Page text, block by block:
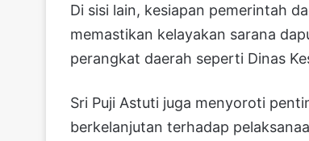
Di sisi lain, kesiapan pemerintah
memastikan kelayakan sarana
perangkat daerah seperti Dinas
Sri Puji Astuti juga menyoroti
berkelanjutan terhadap